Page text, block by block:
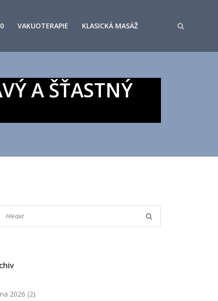
VAKUOTERAPIE KLASICKÁ MASÁŽ
A ŠŤASTNÝ
2026 (2)